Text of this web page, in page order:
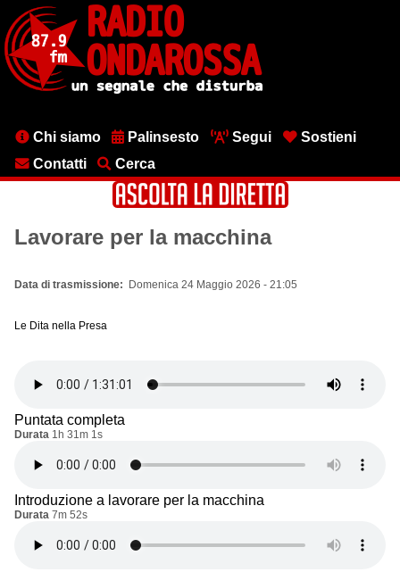
contenuto
principale
MenuChi siamo Palinsesto Segui
Sostieni
Contatti
Cerca
Lavorare per la macchina
Data di trasmissione Domenica 24 Maggio 2026 - 21:05
Le Dita nella Presa
Puntata completa
Durata 1h 31m 1s
Introduzione a lavorare per la macchina
Durata 7m 52s